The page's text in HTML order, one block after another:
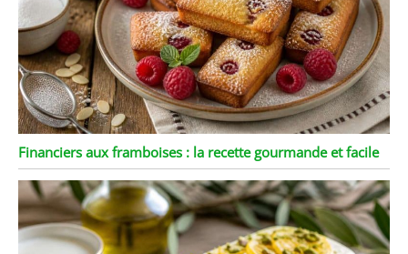
Financiers aux framboises : la recette gourmande et facile